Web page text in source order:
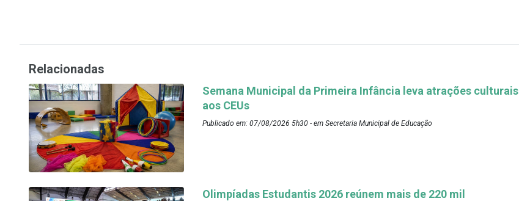
Relacionadas
Semana Municipal da Primeira Infância leva atrações culturais
aos CEUs
Publicado em: 07/08/2026 5h30 - em Secretaria Municipal de Educação
Olimpíadas Estudantis 2026 reúnem mais de 220 mil